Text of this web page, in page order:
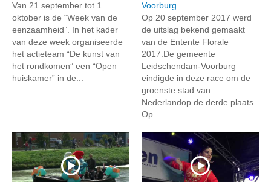
Van 21 september tot 1
oktober is de “Week van de
eenzaamheid”. In het kader
van deze week organiseerde
het actieteam “De kunst van
het rondkomen” een “Open
huiskamer” in de...
Voorburg
Op 20 september 2017 werd
de uitslag bekend gemaakt
van de Entente Florale
2017.De gemeente
Leidschendam-Voorburg
eindigde in deze race om de
groenste stad van
Nederlandop de derde plaats.
Op...